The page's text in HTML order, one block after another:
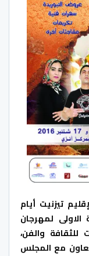
تيزنيت أيام
الاولى لمهرجان
للثقافة والفن،
مع المجلس